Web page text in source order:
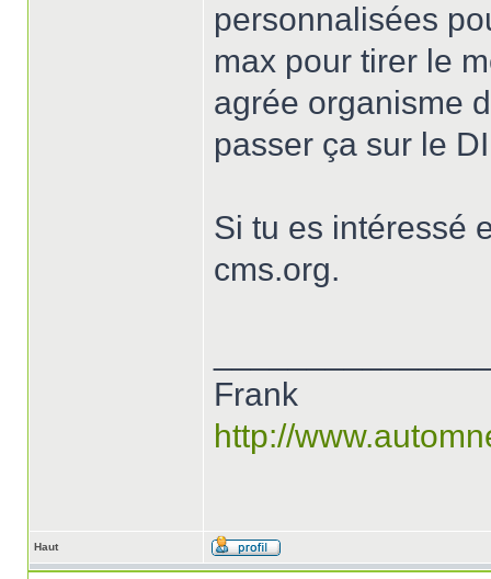
personnalisées
max pour tirer le
agrée organisme
passer ça sur le
Si tu es intéressé
cms.org.
Frank
http://
Haut